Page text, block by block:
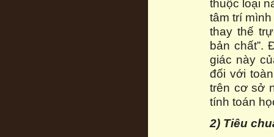
thuộc loại
tâm trí
thay thế
bản chất”.
giác này
đối với
trên cơ sở
tính toán
2) Tiêu